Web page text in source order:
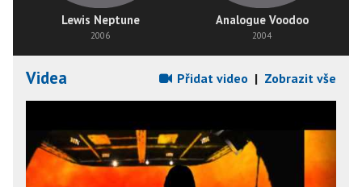
Lewis Neptune
2006
Analogue Voodoo
2004
Videa Přidat video | Zobrazit vše